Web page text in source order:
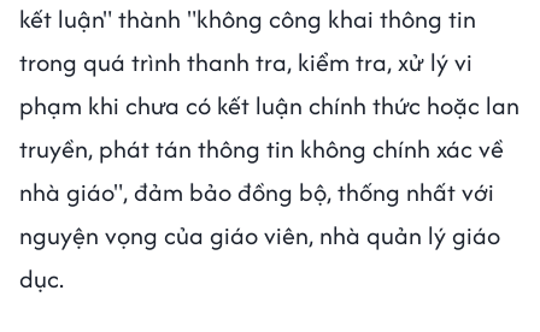
kết luận" thành "không công khai thông tin
trong quá trình thanh tra, kiểm tra, xử lý vi
phạm khi chưa có kết luận chính thức hoặc lan
truyền, phát tán thông tin không chính xác về
nhà giáo", đảm bảo đồng bộ, thống nhất với
nguyện vọng của giáo viên, nhà quản lý giáo
dục.